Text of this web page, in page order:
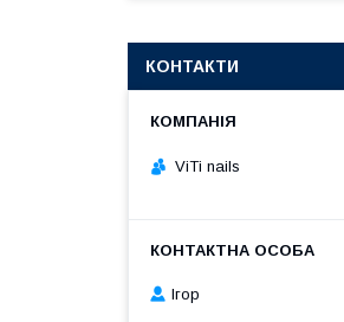
КОНТАКТИ
ViTi nails
Ігор